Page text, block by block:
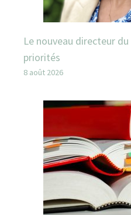
Le nouveau directeur
priorités
8 août 2026